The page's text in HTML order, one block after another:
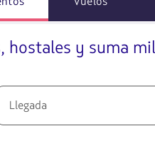
hostales y suma
Llegada